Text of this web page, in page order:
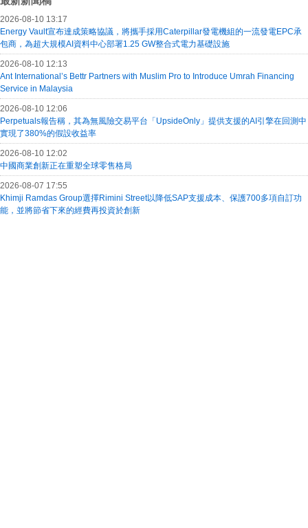
2026-08-10 13:17
Energy Vault宣布達成策略協議，將攜手採用Caterpillar發電機組的一流發電EPC承
包商，為超大規模AI資料中心部署1.25 GW整合式電力基礎設施
2026-08-10 12:13
Ant International’s Bettr Partners with Muslim Pro to Introduce Umrah Financing
Service in Malaysia
2026-08-10 12:06
Perpetuals報告稱，其為無風險交易平台「UpsideOnly」提供支援的AI引擎在回測中
實現了380%的假設收益率
2026-08-10 12:02
中國商業創新正在重塑全球零售格局
2026-08-07 17:55
Khimji Ramdas Group選擇Rimini Street以降低SAP支援成本、保護700多項自訂功
能，並將節省下來的經費再投資於創新